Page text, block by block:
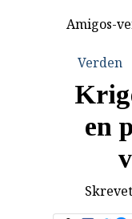
Amigos-
Verden
en